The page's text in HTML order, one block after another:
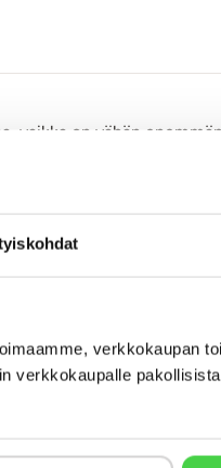
verkkokaupan
verkkokaupalle
vaikka on vähän
siis selvästi parempi
parempi vaihtoehto.
suojaamiseksi.